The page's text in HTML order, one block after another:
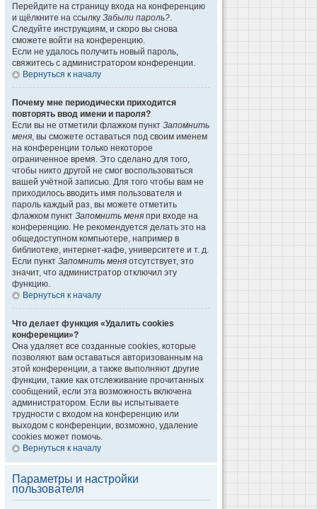
Перейдите на страницу входа на конференцию
и щёлкните на ссылку Забыли пароль?.
Следуйте инструкциям, и скоро вы снова
сможете войти на конференцию.
Если не удалось получить новый пароль,
свяжитесь с администратором конференции.
Вернуться к началу
Почему мне периодически приходится
повторять ввод имени и пароля?
Если вы не отметили флажком пункт Запомнить
меня, вы сможете оставаться под своим именем
на конференции только некоторое
ограниченное время. Это сделано для того,
чтобы никто другой не смог воспользоваться
вашей учётной записью. Для того чтобы вам не
приходилось вводить имя пользователя и
пароль каждый раз, вы можете отметить
флажком пункт Запомнить меня при входе на
конференцию. Не рекомендуется делать это на
общедоступном компьютере, например в
библиотеке, интернет-кафе, университете и т. д.
Если пункт Запомнить меня отсутствует, это
значит, что администратор отключил эту
функцию.
Вернуться к началу
Что делает функция «Удалить cookies
конференции»?
Она удаляет все созданные cookies, которые
позволяют вам оставаться авторизованным на
этой конференции, а также выполняют другие
функции, такие как отслеживание прочитанных
сообщений, если эта возможность включена
администратором. Если вы испытываете
трудности с входом на конференцию или
выходом с конференции, возможно, удаление
cookies может помочь.
Вернуться к началу
Параметры и настройки
пользователя